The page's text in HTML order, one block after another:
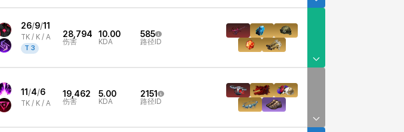
26/9/11
TK / K / A
T 3
28,794
伤害
10.00
KDA
585
路径ID
11 /4/6
TK / K / A
19,462
伤害
5.00
KDA
2151
路径ID